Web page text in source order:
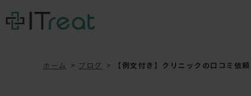
ホーム ブログ 【例文付き】クリニックの口コミ依